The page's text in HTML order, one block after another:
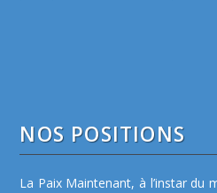
NOS POSITIONS
La Paix Maintenant, à l’instar du